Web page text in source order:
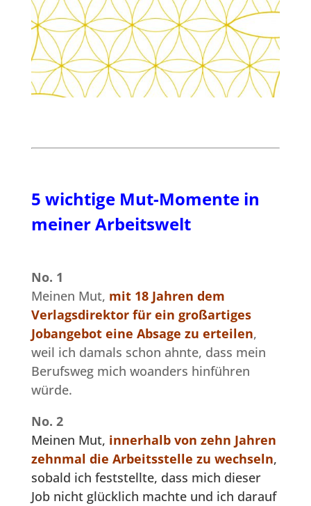
5 wichtige Mut-Momente in
meiner Arbeitswelt
No. 1
Meinen Mut, mit 18 Jahren dem
Verlagsdirektor für ein großartiges
Jobangebot eine Absage zu erteilen,
weil ich damals schon ahnte, dass mein
Berufsweg mich woanders hinführen
würde.
No. 2
Meinen Mut, innerhalb von zehn Jahren
zehnmal die Arbeitsstelle zu wechseln,
sobald ich feststellte, dass mich dieser
Job nicht glücklich machte und ich darauf